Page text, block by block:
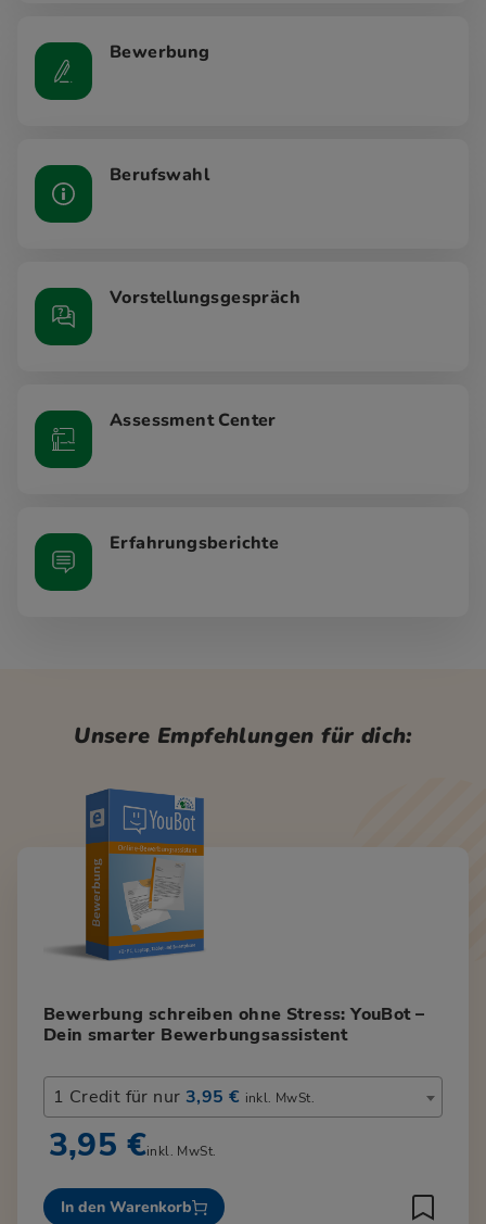
Bewerbung
Berufswahl
Vorstellungsgespräch
Assessment Center
Erfahrungsberichte
Unsere Empfehlungen für dich:
Bewerbung schreiben ohne Stress: YouBot –
Dein smarter Bewerbungsassistent
1 Credit für nur 3,95 € inkl. MwSt.
3,95 €inkl. MwSt.
In den Warenkorb